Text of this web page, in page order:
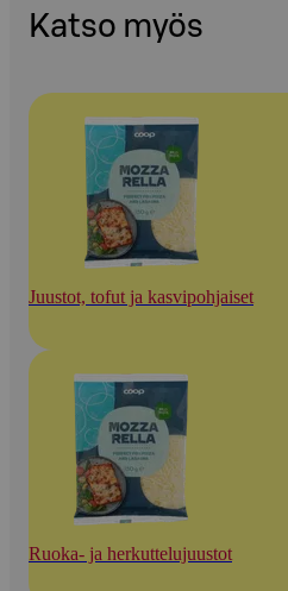
Katso myös
Juustot, tofut ja kasvipohjaiset
Ruoka- ja herkuttelujuustot